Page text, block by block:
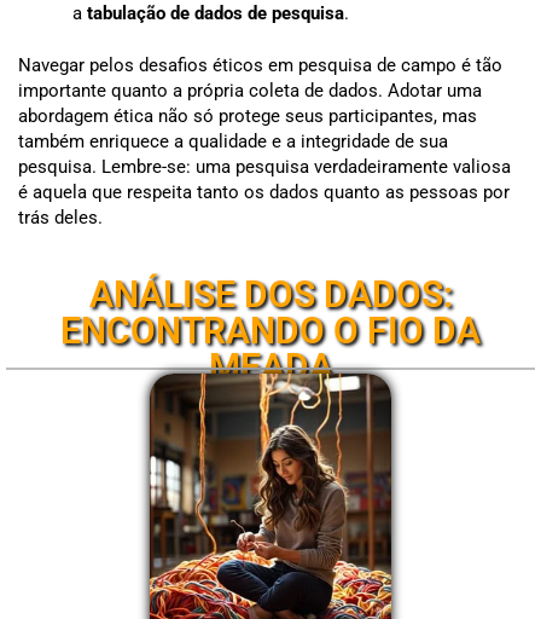
a tabulação de dados de pesquisa.
Navegar pelos desafios éticos em pesquisa de campo é tão
importante quanto a própria coleta de dados. Adotar uma
abordagem ética não só protege seus participantes, mas
também enriquece a qualidade e a integridade de sua
pesquisa. Lembre-se: uma pesquisa verdadeiramente valiosa
é aquela que respeita tanto os dados quanto as pessoas por
trás deles.
ANÁLISE DOS DADOS:
ENCONTRANDO O FIO DA
MEADA